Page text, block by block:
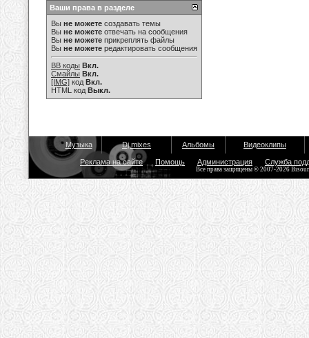
Ваши права в разделе
Вы не можете создавать темы
Вы не можете отвечать на сообщения
Вы не можете прикреплять файлы
Вы не можете редактировать сообщения
BB коды Вкл.
Смайлы Вкл.
[IMG] код Вкл.
HTML код Выкл.
Музыка Dj mixes Альбомы Видеоклипы
Реклама на сайте Помощь Администрация Служба
Все права защищены © 2007-2026